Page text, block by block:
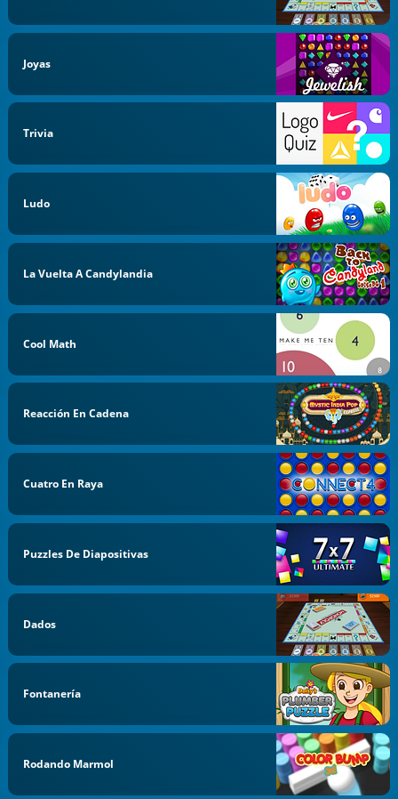
Joyas
Trivia
Ludo
La Vuelta A Candylandia
Cool Math
Reacción En Cadena
Cuatro En Raya
Puzzles De Diapositivas
Dados
Fontanería
Rodando Marmol